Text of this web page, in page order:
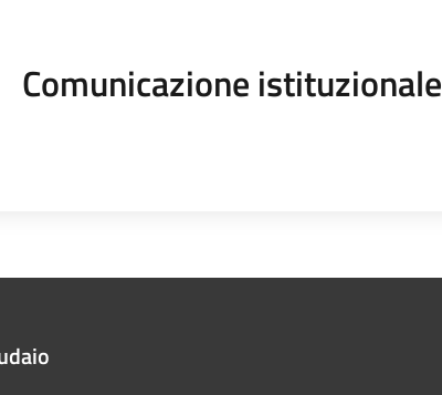
Comunicazione istituzionale